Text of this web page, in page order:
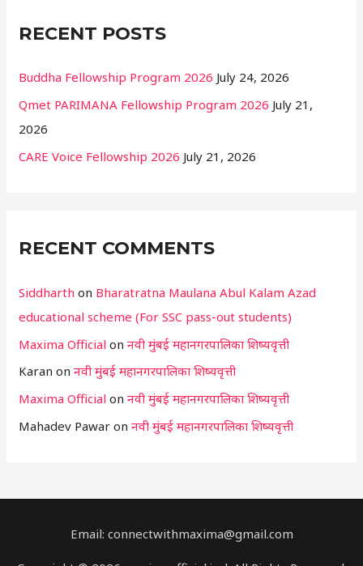
RECENT POSTS
Buddha Fellowship Program 2026 July 24, 2026
Qmet PARIMANA Fellowship Program 2026 July 21,
2026
CARE Voice Fellowship 2026 July 21, 2026
RECENT COMMENTS
Siddharth on Bharatratna Maulana Abul Kalam Azad
educational scheme (For SSC pass-out students)
Maxima Official onनवी मुंबई महानगरपालिका शिष्यवृत्ती
Karan onनवी मुंबई महानगरपालिका शिष्यवृत्ती
Maxima Official onनवी मुंबई महानगरपालिका शिष्यवृत्ती
Mahadev Pawar onनवी मुंबई महानगरपालिका शिष्यवृत्ती
Email: connectwithmaxima@gmail.com